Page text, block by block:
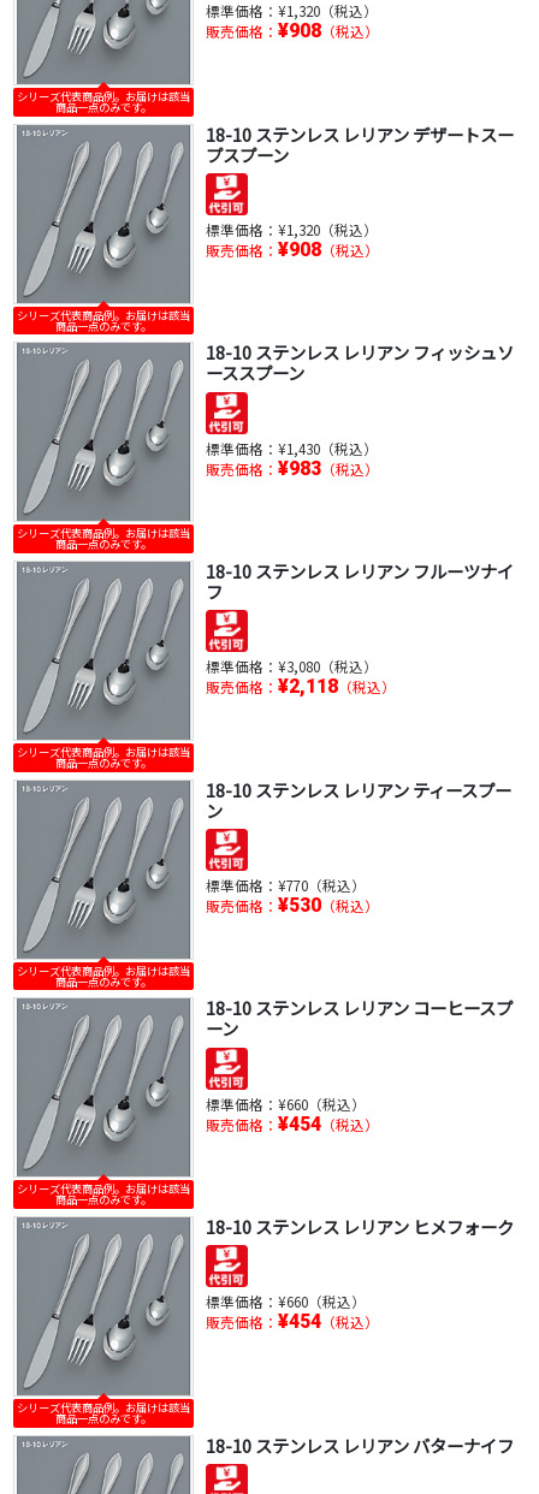
シリーズ代表商品例。お届けは該当
商品一点のみです。
標準価格： ¥1,320（税込）
販売価格： ¥908（税込）
シリーズ代表商品例。お届けは該当
商品一点のみです。
18-10 ステンレス レリアン デザートスー
プスプーン
標準価格： ¥1,320（税込）
販売価格： ¥908（税込）
シリーズ代表商品例。お届けは該当
商品一点のみです。
18-10 ステンレス レリアン フィッシュソ
ーススプーン
標準価格： ¥1,430（税込）
販売価格： ¥983（税込）
シリーズ代表商品例。お届けは該当
商品一点のみです。
18-10 ステンレス レリアン フルーツナイ
フ
標準価格： ¥3,080（税込）
販売価格： ¥2,118（税込）
シリーズ代表商品例。お届けは該当
商品一点のみです。
18-10 ステンレス レリアン ティースプー
ン
標準価格： ¥770（税込）
販売価格： ¥530（税込）
シリーズ代表商品例。お届けは該当
商品一点のみです。
18-10 ステンレス レリアン コーヒースプ
ーン
標準価格： ¥660（税込）
販売価格： ¥454（税込）
シリーズ代表商品例。お届けは該当
商品一点のみです。
18-10 ステンレス レリアン ヒメフォーク
標準価格： ¥660（税込）
販売価格： ¥454（税込）
18-10 ステンレス レリアン バターナイフ